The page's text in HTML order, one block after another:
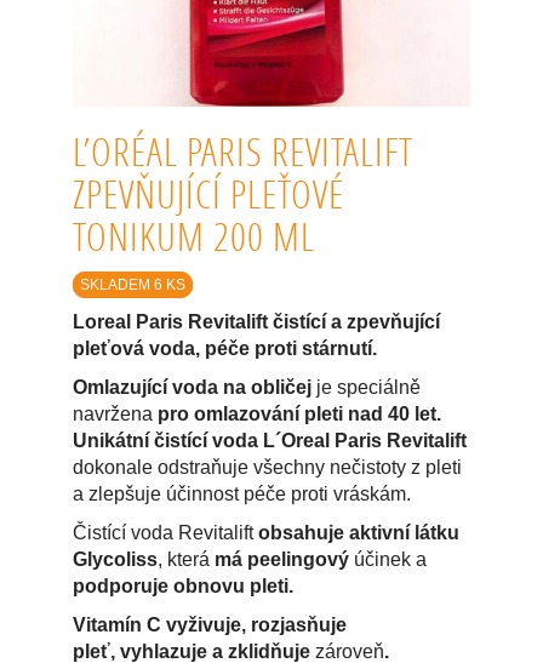
L’ORÉAL PARIS REVITALIFT
ZPEVŇUJÍCÍ PLEŤOVÉ
TONIKUM 200 ML
SKLADEM 6 KS
Loreal Paris Revitalift čistící a zpevňující
pleťová voda, péče proti stárnutí.
Omlazující voda na obličej je speciálně
navržena pro omlazování pleti nad 40 let.
Unikátní čistící voda L´Oreal Paris Revitalift
dokonale odstraňuje všechny nečistoty z pleti
a zlepšuje účinnost péče proti vráskám.
Čistící voda Revitaliftobsahuje aktivní látku
Glycoliss, která má peelingový účinek a
podporuje obnovu pleti.
Vitamín C vyživuje, rozjasňuje
pleť, vyhlazuje a zklidňuje zároveň.